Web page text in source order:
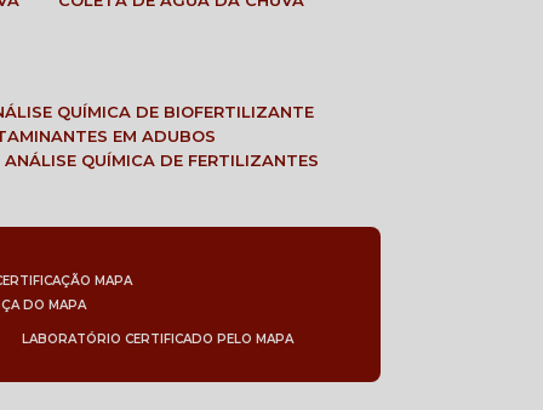
QUÍMICA DE BIOFERTILIZANTE
EM ADUBOS
ANÁLISE QUÍMICA DE FERTILIZANTES
MAPA
DO MAPA
LABORATÓRIO CERTIFICADO PELO MAPA